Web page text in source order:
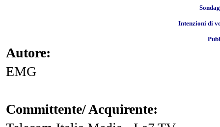
Intenzioni di
Autore:
EMG
Committente/ Acquirente: